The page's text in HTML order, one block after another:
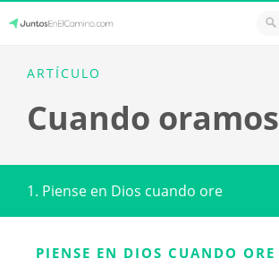
content
JuntosEnElCamino.com
ARTÍCULO
Cuando oramos
1. Piense en Dios cuando ore
PIENSE EN DIOS CUANDO ORE